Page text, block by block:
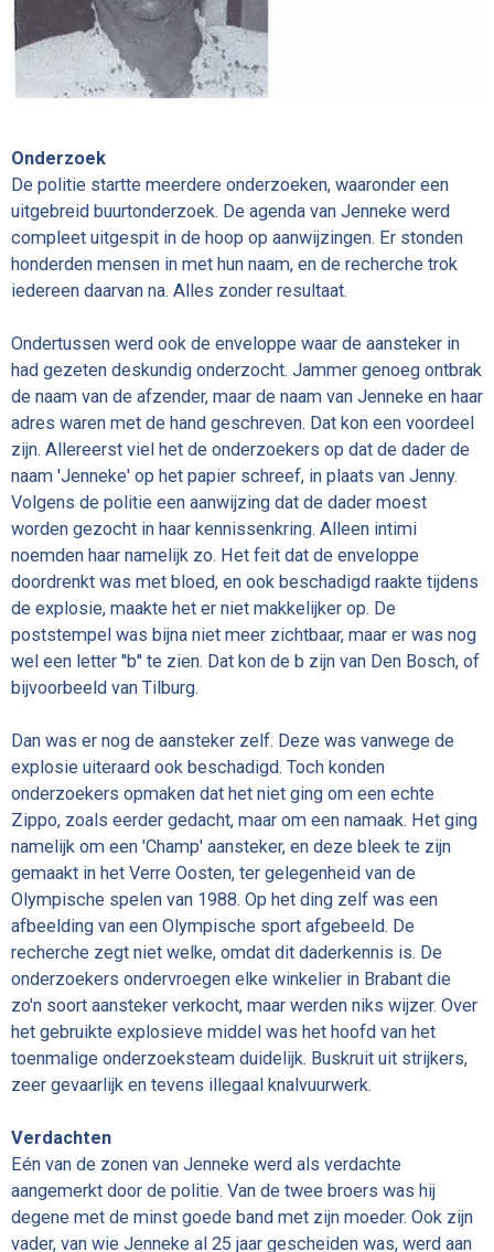
Onderzoek
De politie startte meerdere onderzoeken, waaronder een
uitgebreid buurtonderzoek. De agenda van Jenneke werd
compleet uitgespit in de hoop op aanwijzingen. Er stonden
honderden mensen in met hun naam, en de recherche trok
iedereen daarvan na. Alles zonder resultaat.
Ondertussen werd ook de enveloppe waar de aansteker in
had gezeten deskundig onderzocht. Jammer genoeg ontbrak
de naam van de afzender, maar de naam van Jenneke en haar
adres waren met de hand geschreven. Dat kon een voordeel
zijn. Allereerst viel het de onderzoekers op dat de dader de
naam 'Jenneke' op het papier schreef, in plaats van Jenny.
Volgens de politie een aanwijzing dat de dader moest
worden gezocht in haar kennissenkring. Alleen intimi
noemden haar namelijk zo. Het feit dat de enveloppe
doordrenkt was met bloed, en ook beschadigd raakte tijdens
de explosie, maakte het er niet makkelijker op. De
poststempel was bijna niet meer zichtbaar, maar er was nog
wel een letter ''b'' te zien. Dat kon de b zijn van Den Bosch, of
bijvoorbeeld van Tilburg.
Dan was er nog de aansteker zelf. Deze was vanwege de
explosie uiteraard ook beschadigd. Toch konden
onderzoekers opmaken dat het niet ging om een echte
Zippo, zoals eerder gedacht, maar om een namaak. Het ging
namelijk om een 'Champ' aansteker, en deze bleek te zijn
gemaakt in het Verre Oosten, ter gelegenheid van de
Olympische spelen van 1988. Op het ding zelf was een
afbeelding van een Olympische sport afgebeeld. De
recherche zegt niet welke, omdat dit daderkennis is. De
onderzoekers ondervroegen elke winkelier in Brabant die
zo'n soort aansteker verkocht, maar werden niks wijzer. Over
het gebruikte explosieve middel was het hoofd van het
toenmalige onderzoeksteam duidelijk. Buskruit uit strijkers,
zeer gevaarlijk en tevens illegaal knalvuurwerk.
Verdachten
Eén van de zonen van Jenneke werd als verdachte
aangemerkt door de politie. Van de twee broers was hij
degene met de minst goede band met zijn moeder. Ook zijn
vader, van wie Jenneke al 25 jaar gescheiden was, werd aan